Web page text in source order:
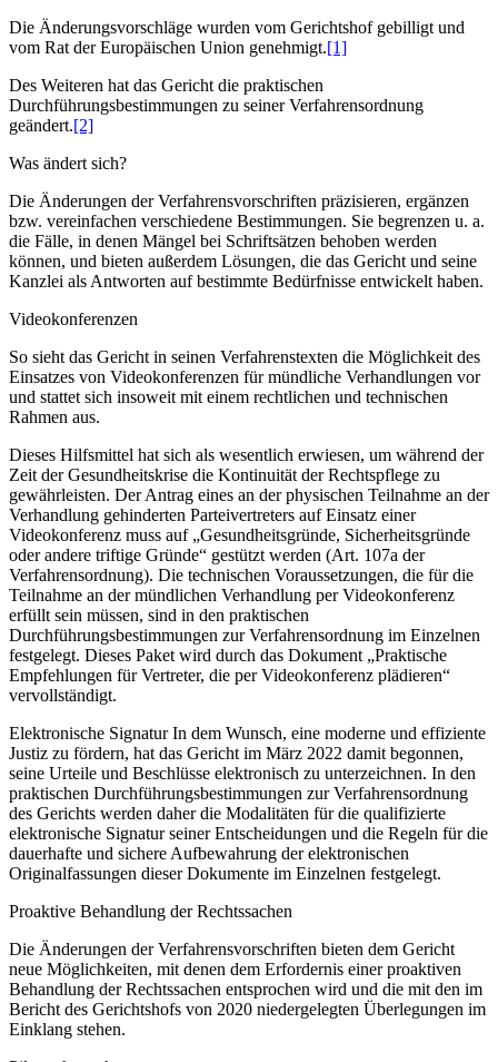
Die Änderungsvorschläge wurden vom Gerichtshof gebilligt und
vom Rat der Europäischen Union genehmigt.[1]
Des Weiteren hat das Gericht die praktischen
Durchführungsbestimmungen zu seiner Verfahrensordnung
geändert.[2]
Was ändert sich?
Die Änderungen der Verfahrensvorschriften präzisieren, ergänzen
bzw. vereinfachen verschiedene Bestimmungen. Sie begrenzen u. a.
die Fälle, in denen Mängel bei Schriftsätzen behoben werden
können, und bieten außerdem Lösungen, die das Gericht und seine
Kanzlei als Antworten auf bestimmte Bedürfnisse entwickelt haben.
Videokonferenzen
So sieht das Gericht in seinen Verfahrenstexten die Möglichkeit des
Einsatzes von Videokonferenzen für mündliche Verhandlungen vor
und stattet sich insoweit mit einem rechtlichen und technischen
Rahmen aus.
Dieses Hilfsmittel hat sich als wesentlich erwiesen, um während der
Zeit der Gesundheitskrise die Kontinuität der Rechtspflege zu
gewährleisten. Der Antrag eines an der physischen Teilnahme an der
Verhandlung gehinderten Parteivertreters auf Einsatz einer
Videokonferenz muss auf „Gesundheitsgründe, Sicherheitsgründe
oder andere triftige Gründe“ gestützt werden (Art. 107a der
Verfahrensordnung). Die technischen Voraussetzungen, die für die
Teilnahme an der mündlichen Verhandlung per Videokonferenz
erfüllt sein müssen, sind in den praktischen
Durchführungsbestimmungen zur Verfahrensordnung im Einzelnen
festgelegt. Dieses Paket wird durch das Dokument „Praktische
Empfehlungen für Vertreter, die per Videokonferenz plädieren“
vervollständigt.
Elektronische Signatur In dem Wunsch, eine moderne und effiziente
Justiz zu fördern, hat das Gericht im März 2022 damit begonnen,
seine Urteile und Beschlüsse elektronisch zu unterzeichnen. In den
praktischen Durchführungsbestimmungen zur Verfahrensordnung
des Gerichts werden daher die Modalitäten für die qualifizierte
elektronische Signatur seiner Entscheidungen und die Regeln für die
dauerhafte und sichere Aufbewahrung der elektronischen
Originalfassungen dieser Dokumente im Einzelnen festgelegt.
Proaktive Behandlung der Rechtssachen
Die Änderungen der Verfahrensvorschriften bieten dem Gericht
neue Möglichkeiten, mit denen dem Erfordernis einer proaktiven
Behandlung der Rechtssachen entsprochen wird und die mit den im
Bericht des Gerichtshofs von 2020 niedergelegten Überlegungen im
Einklang stehen.